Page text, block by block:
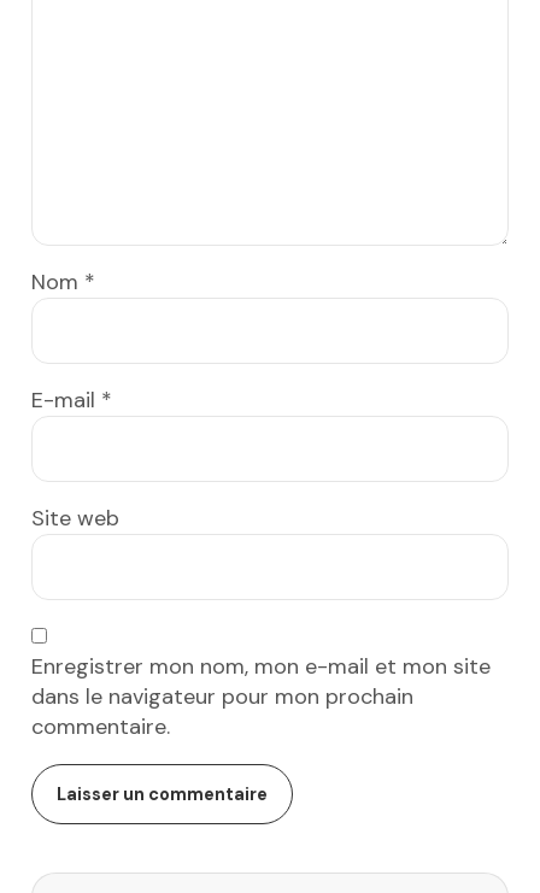
Nom *
E-mail *
Site web
Enregistrer mon nom, mon e-mail et mon site
dans le navigateur pour mon prochain
commentaire.